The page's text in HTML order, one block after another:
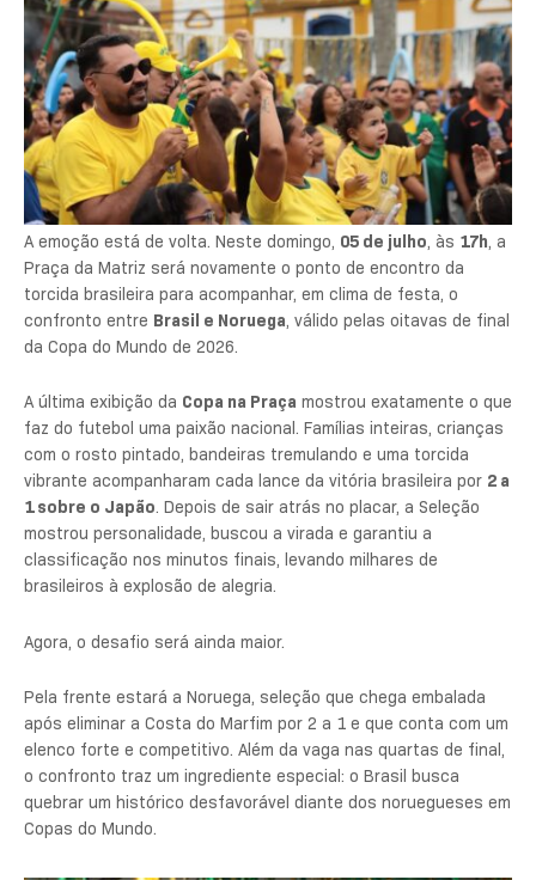
A emoção está de volta. Neste domingo, 05 de julho, às 17h, a
Praça da Matriz será novamente o ponto de encontro da
torcida brasileira para acompanhar, em clima de festa, o
confronto entre Brasil e Noruega, válido pelas oitavas de final
da Copa do Mundo de 2026.
A última exibição da Copa na Praça mostrou exatamente o que
faz do futebol uma paixão nacional. Famílias inteiras, crianças
com o rosto pintado, bandeiras tremulando e uma torcida
vibrante acompanharam cada lance da vitória brasileira por 2 a
1 sobre o Japão. Depois de sair atrás no placar, a Seleção
mostrou personalidade, buscou a virada e garantiu a
classificação nos minutos finais, levando milhares de
brasileiros à explosão de alegria.
Agora, o desafio será ainda maior.
Pela frente estará a Noruega, seleção que chega embalada
após eliminar a Costa do Marfim por 2 a 1 e que conta com um
elenco forte e competitivo. Além da vaga nas quartas de final,
o confronto traz um ingrediente especial: o Brasil busca
quebrar um histórico desfavorável diante dos noruegueses em
Copas do Mundo.